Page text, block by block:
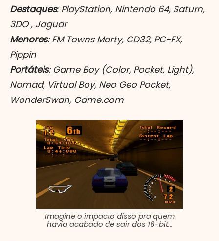
Destaques: PlayStation, Nintendo 64, Saturn,
3DO , Jaguar
Menores: FM Towns Marty, CD32, PC-FX,
Pippin
Portáteis: Game Boy (Color, Pocket, Light),
Nomad, Virtual Boy, Neo Geo Pocket,
WonderSwan, Game.com
Imagine o impacto disso pra quem
havia acabado de sair dos 16-bit...